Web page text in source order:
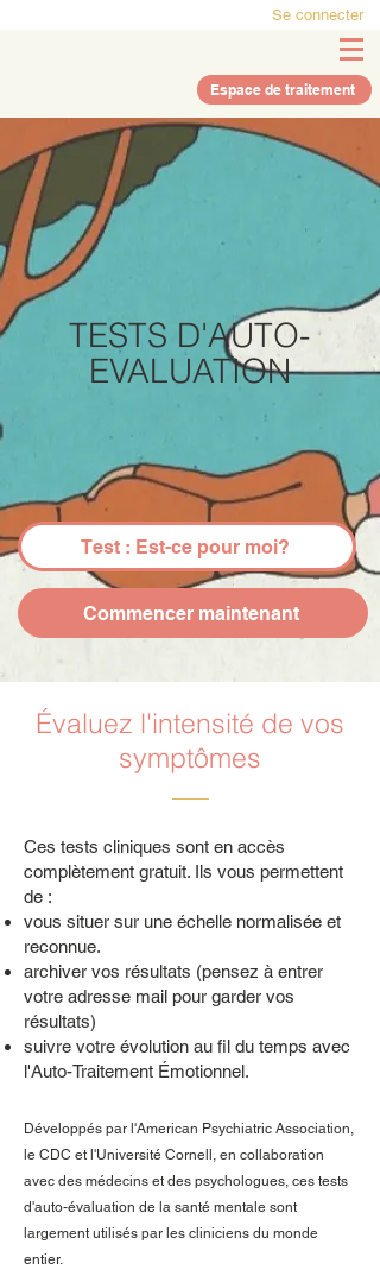
Se connecter
Espace de traitement
TESTS D'AUTO-
EVALUATION
Test : Est-ce pour moi?
Commencer maintenant
Évaluez l'intensité de vos
symptômes
Ces tests cliniques sont en accès
complètement gratuit. Ils vous permettent
de :
vous situer sur une échelle normalisée et
reconnue.
archiver vos résultats (pensez à entrer
votre adresse mail pour garder vos
résultats)
suivre votre évolution au fil du temps avec
l'Auto-Traitement Émotionnel.
Développés par l'American Psychiatric Association,
le CDC et l'Université Cornell, en collaboration
avec des médecins et des psychologues, ces tests
d'auto-évaluation de la santé mentale sont
largement utilisés par les cliniciens du monde
entier.